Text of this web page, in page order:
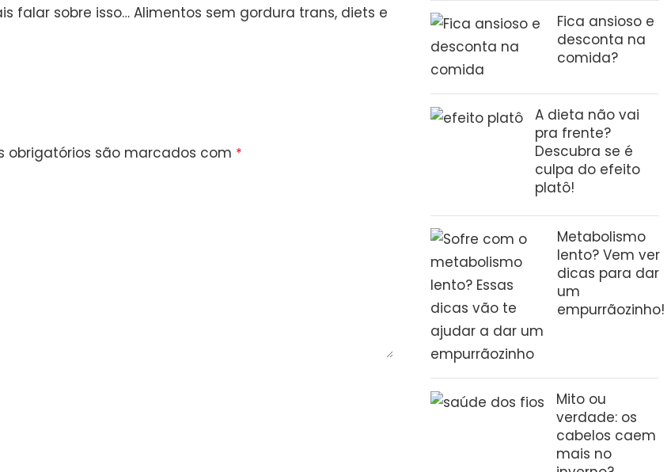
sobre isso… Alimentos sem gordura trans, diets e
obrigatórios são marcados com *
Fica ansioso e
desconta na
comida?
A dieta não vai
pra frente?
Descubra se é
culpa do efeito
platô!
Metabolismo
lento? Vem ver
dicas para dar
um
empurrãozinho!
Mito ou
verdade: os
cabelos caem
mais no